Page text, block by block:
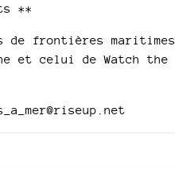
**
de frontières maritimes
et celui de Watch the